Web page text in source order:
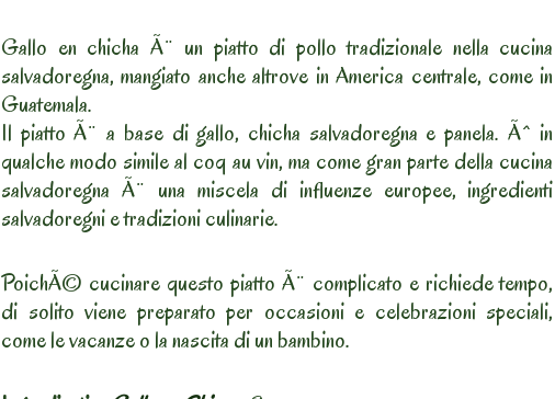
Gallo en chicha Ã¨ un piatto di pollo tradizionale nella cucina
salvadoregna, mangiato anche altrove in America centrale, come in
Guatemala.
Il piatto Ã¨ a base di gallo, chicha salvadoregna e panela. Ãˆ in
qualche modo simile al coq au vin, ma come gran parte della cucina
salvadoregna Ã¨ una miscela di influenze europee, ingredienti
salvadoregni e tradizioni culinarie.
PoichÃ© cucinare questo piatto Ã¨ complicato e richiede tempo,
di solito viene preparato per occasioni e celebrazioni speciali,
come le vacanze o la nascita di un bambino.